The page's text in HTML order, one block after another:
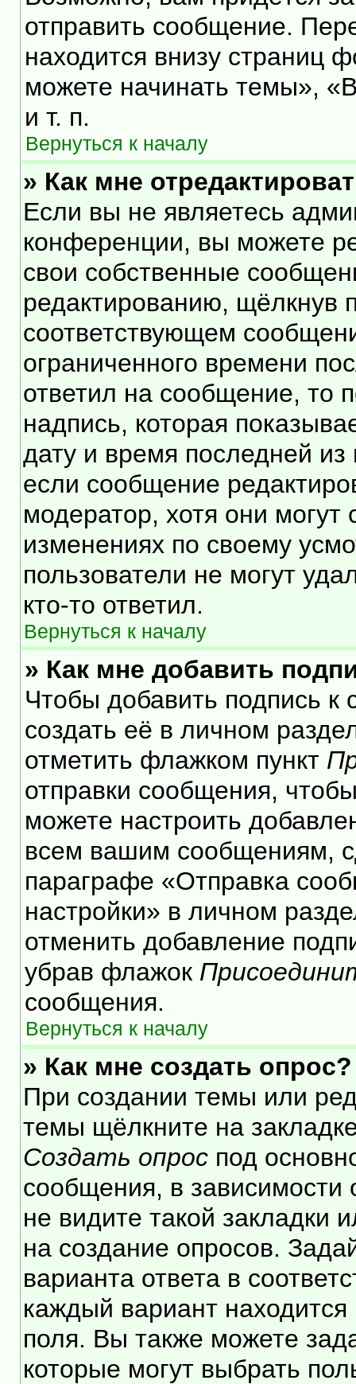
отправить сообщение.
находится внизу
можете начинать темы»,
и т. п.
Вернуться к началу
» Как мне
Если вы не являетесь
конференции, вы можете
свои собственные
редактированию, щёлкнув
соответствующем
ограниченного времени
ответил на сообщение, то
надпись, которая
дату и время последней
если сообщение
модератор, хотя они
изменениях по своему
пользователи не могут
кто-то ответил.
Вернуться к началу
» Как мне добавить
Чтобы добавить подпись
создать её в личном
отметить флажком пункт
отправки сообщения,
можете настроить
всем вашим сообщениям,
параграфе «Отправка
настройки» в личном
отменить добавление
убрав флажок
сообщения.
Вернуться к началу
» Как мне создать опрос?
При создании темы или
темы щёлкните на
Создать опрос под
сообщения, в зависимости
не видите такой
на создание опросов.
варианта ответа в
каждый вариант находится
поля. Вы также можете
которые могут выбрать